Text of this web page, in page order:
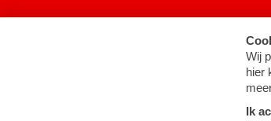
Cookie-instellingen